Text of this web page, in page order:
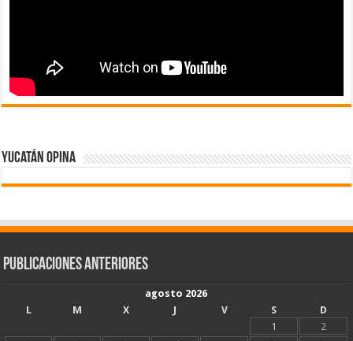
Yucatán Opina
Publicaciones Anteriores
agosto 2026
L
M X J V S
D
1
2